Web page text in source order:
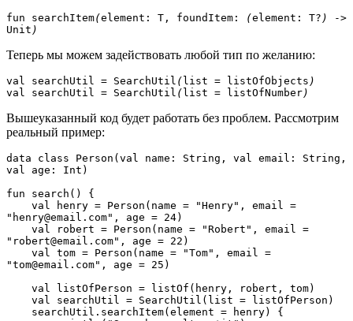
fun searchItem(element: T, foundItem: (element: T? )
->
Unit )
Теперь мы можем задействовать любой тип по желанию:
val searchUtil = SearchUtil ( list = listOfObjects )
val searchUtil = SearchUtil ( list = listOfNumber)
Вышеуказанный код будет работать без проблем. Рассмотрим
реальный пример:
data class Person(val name: String, val email: String,
val age: Int)
fun search() {
"henry@email.com", age = 24)
"robert@email.com", age = 22)
"tom@email.com", age = 25)
    val listOfPerson = listOf(henry, robert, tom)
    val searchUtil = SearchUtil(list = listOfPerson)
    searchUtil.searchItem(element = henry) {